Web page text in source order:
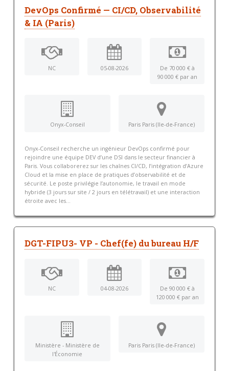
DevOps Confirmé — CI/CD, Observabilité
& IA (Paris)
NC 05-08-2026
De 70 000 € à
90 000 € par an
Onyx-Conseil Paris Paris (Ile-de-France)
Onyx-Conseil recherche un ingénieur DevOps confirmé pour
rejoindre une équipe DEV d’une DSI dans le secteur financier à
Paris. Vous collaborerez sur les chaînes CI/CD, l’intégration d’Azure
Cloud et la mise en place de pratiques d’observabilité et de
sécurité. Le poste privilégie l’autonomie, le travail en mode
hybride (3 jours sur site / 2 jours en télétravail) et une interaction
étroite avec les...
DGT-FIPU3- VP - Chef(fe) du bureau H/F
NC 04-08-2026
De 90 000 € à
120 000 € par an
Ministère - Ministère de
l'Économie
Paris Paris (Ile-de-France)